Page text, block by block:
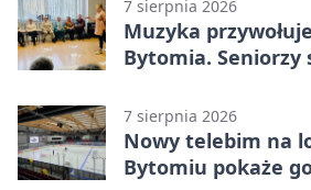
7 sierpnia 2026
Muzyka
Bytomia. Seniorzy
7 sierpnia 2026
Nowy telebim na
Bytomiu pokaże